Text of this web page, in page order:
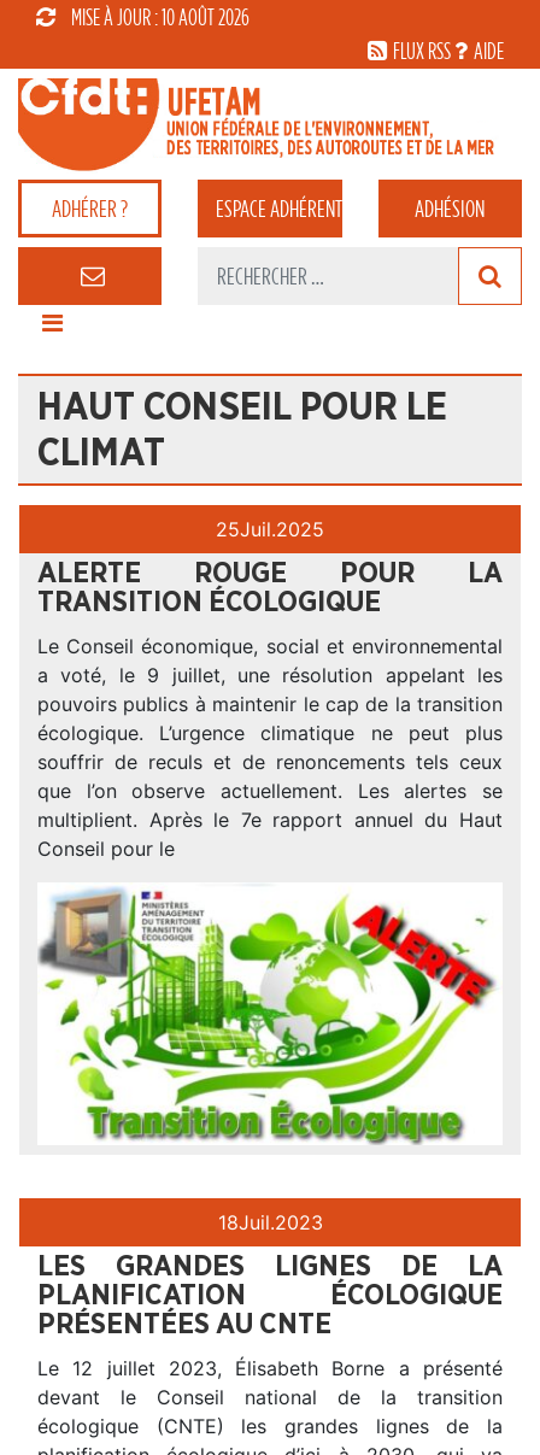
MISE À JOUR : 10 AOÛT 2026
FLUX RSS
AIDE
ADHÉRER ? ESPACEADHÉRENT ADHÉSION
HAUT CONSEIL POUR LE
CLIMAT
25Juil.2025
ALERTE ROUGE POUR LA
TRANSITION ÉCOLOGIQUE
Le Conseil économique, social et environnemental
a voté, le 9 juillet, une résolution appelant les
pouvoirs publics à maintenir le cap de la transition
écologique. L’urgence climatique ne peut plus
souffrir de reculs et de renoncements tels ceux
que l’on observe actuellement. Les alertes se
multiplient. Après le 7e rapport annuel du Haut
Conseil pour le
18Juil.2023
LES GRANDES LIGNES DE LA
PLANIFICATION ÉCOLOGIQUE
PRÉSENTÉES AU CNTE
Le 12 juillet 2023, Élisabeth Borne a présenté
devant le Conseil national de la transition
écologique (CNTE) les grandes lignes de la